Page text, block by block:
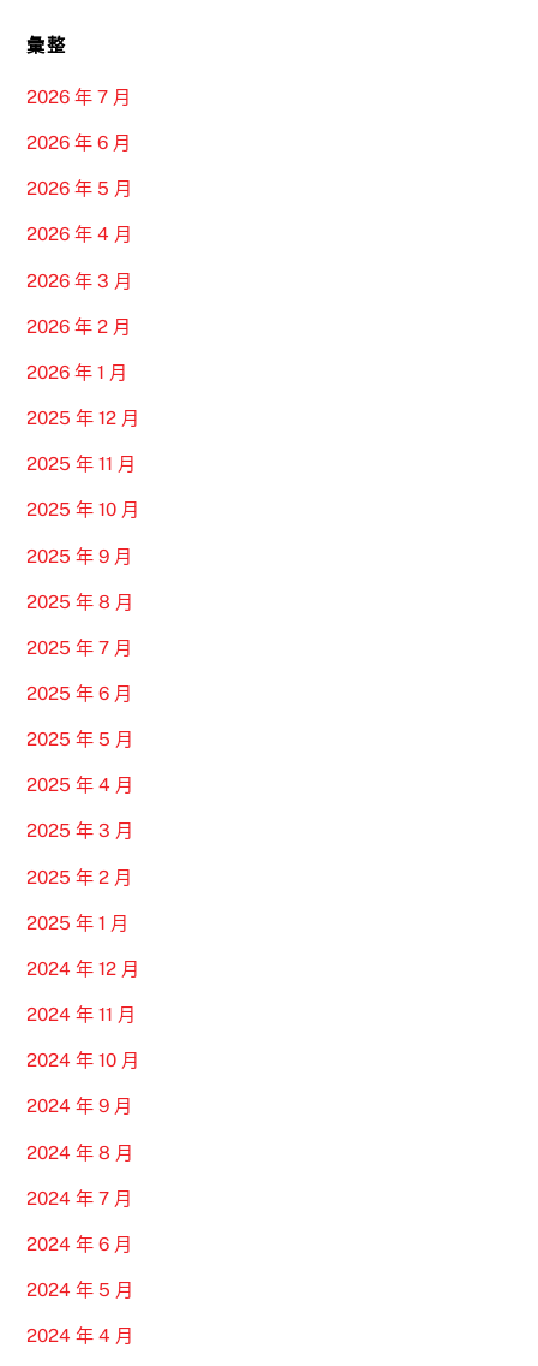
彙整
2026 年 7 月
2026 年 6 月
2026 年 5 月
2026 年 4 月
2026 年 3 月
2026 年 2 月
2026 年 1 月
2025 年 12 月
2025 年 11 月
2025 年 10 月
2025 年 9 月
2025 年 8 月
2025 年 7 月
2025 年 6 月
2025 年 5 月
2025 年 4 月
2025 年 3 月
2025 年 2 月
2025 年 1 月
2024 年 12 月
2024 年 11 月
2024 年 10 月
2024 年 9 月
2024 年 8 月
2024 年 7 月
2024 年 6 月
2024 年 5 月
2024 年 4 月